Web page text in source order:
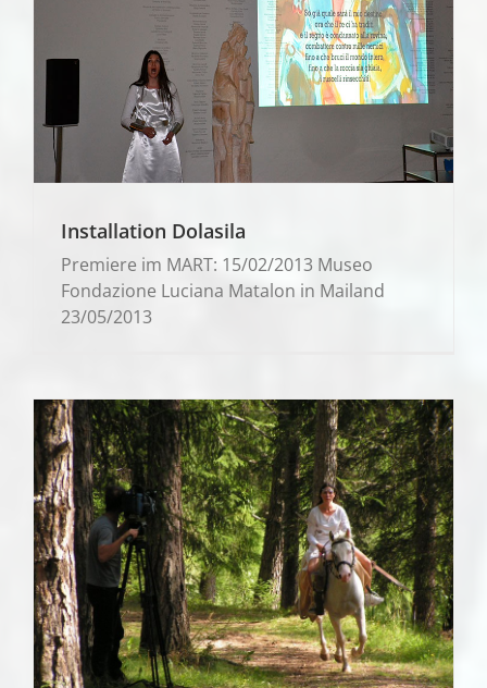
Installation Dolasila
Premiere im MART: 15/02/2013 Museo
Fondazione Luciana Matalon in Mailand
23/05/2013